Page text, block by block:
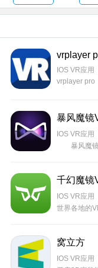
vrplayer
IOS VR应
vrplayer pro
暴风魔镜
IOS VR应
千幻魔镜
IOS VR应
世界各地的
窝立方
IOS VR应